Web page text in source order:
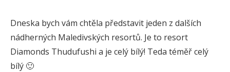
Dneska bych vám chtěla představit jeden z dalších
nádherných Maledivských resortů. Je to resort
Diamonds Thudufushi a je celý bílý! Teda téměř celý
bílý 🙂